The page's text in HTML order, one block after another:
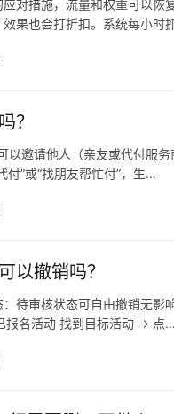
对措施，流量和权重可以
果也会打折扣。系统每小时
？
以邀请他人（亲友或代付服
付”或“找朋友帮忙付”，生…
以撤销吗？
待审核状态可自由撤销无
名活动 找到目标活动 → 点